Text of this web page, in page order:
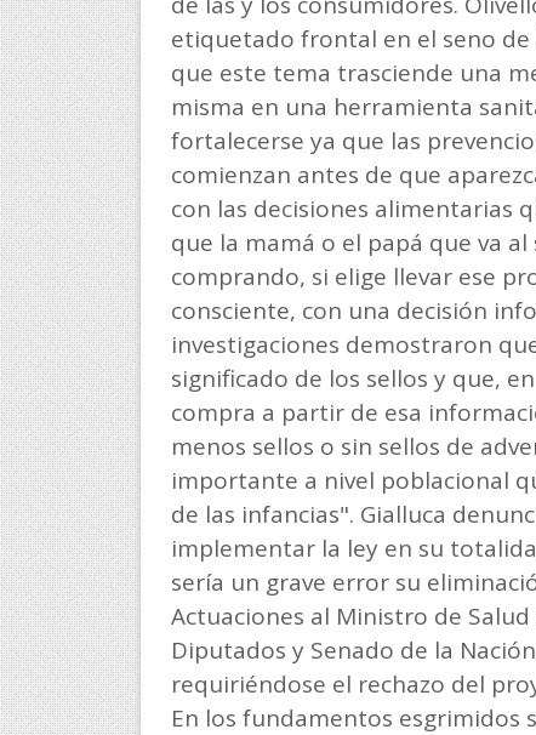
etiquetado frontal en el seno
que este tema trasciende una
misma en una herramienta
fortalecerse ya que las
comienzan antes de que
con las decisiones alimentarias
que la mamá o el papá que va
comprando, si elige llevar ese
consciente, con una decisión
investigaciones demostraron
significado de los sellos y que,
compra a partir de esa
menos sellos o sin sellos de
importante a nivel poblacional
de las infancias". Gialluca
implementar la ley en su
sería un grave error su
Actuaciones al Ministro de
Diputados y Senado de la
requiriéndose el rechazo del
En los fundamentos esgrimidos